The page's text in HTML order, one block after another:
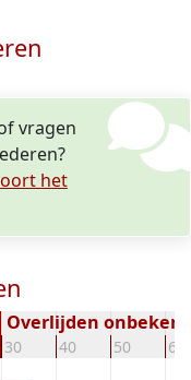
vragen
het
30 40 50 60
Overlijden